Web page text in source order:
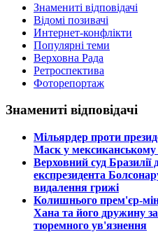
Знамениті відповідачі
Відомі позивачі
Интернет-конфлікти
Популярні теми
Верховна Рада
Ретроспектива
Фоторепортаж
Знамениті відповідачі
​Мільярдер проти
Маск у мексиканському
​Верховний суд Бразилії
експрезидента
видалення грижі
​Колишнього прем'єр-
Хана та його дружину
тюремного ув'язнення